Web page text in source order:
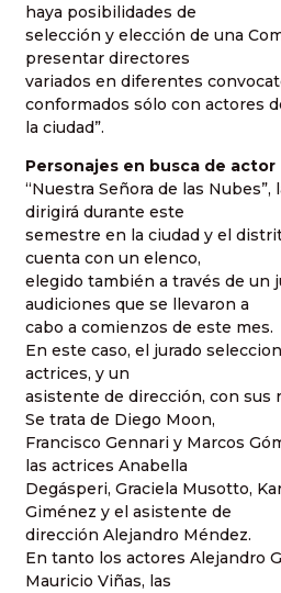
haya posibilidades de
selección y elección de una
presentar directores
variados en diferentes
conformados sólo con actores
la ciudad”.
Personajes en busca de actor
“Nuestra Señora de las Nubes”,
dirigirá durante este
semestre en la ciudad y el
cuenta con un elenco,
elegido también a través de un
audiciones que se llevaron a
cabo a comienzos de este mes.
En este caso, el jurado
actrices, y un
asistente de dirección, con sus
Se trata de Diego Moon,
Francisco Gennari y Marcos
las actrices Anabella
Degásperi, Graciela Musotto,
Giménez y el asistente de
dirección Alejandro Méndez.
En tanto los actores Alejandro
Mauricio Viñas, las